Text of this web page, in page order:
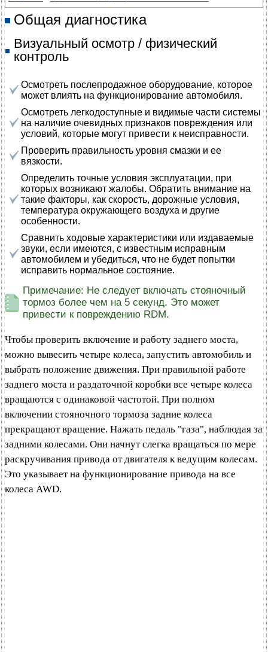
Общая диагностика
Визуальный осмотр / физический
контроль
Осмотреть послепродажное оборудование, которое
может влиять на функционирование автомобиля.
Осмотреть легкодоступные и видимые части системы
на наличие очевидных признаков повреждения или
условий, которые могут привести к неисправности.
Проверить правильность уровня смазки и ее
вязкости.
Определить точные условия эксплуатации, при
которых возникают жалобы. Обратить внимание на
такие факторы, как скорость, дорожные условия,
температура окружающего воздуха и другие
особенности.
Сравнить ходовые характеристики или издаваемые
звуки, если имеются, с известным исправным
автомобилем и убедиться, что не будет попытки
исправить нормальное состояние.
Примечание: Не следует включать стояночный
тормоз более чем на 5 секунд. Это может
привести к повреждению RDM.
Чтобы проверить включение и работу заднего моста,
можно вывесить четыре колеса, запустить автомобиль и
выбрать положение движения. При правильной работе
заднего моста и раздаточной коробки все четыре колеса
вращаются с одинаковой частотой. При полном
включении стояночного тормоза задние колеса
прекращают вращение. Нажать педаль "газа", наблюдая за
задними колесами. Они начнут слегка вращаться по мере
раскручивания привода от двигателя к ведущим колесам.
Это указывает на функционирование привода на все
колеса AWD.